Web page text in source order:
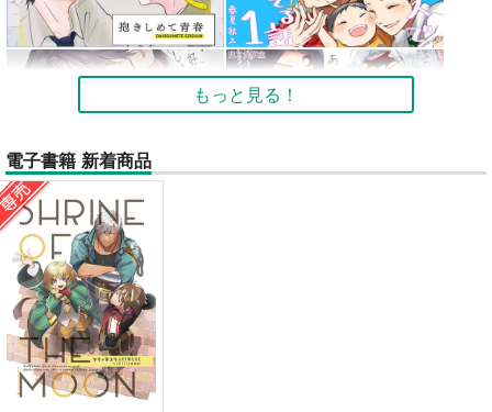
もっと見る！
電子書籍 新着商品